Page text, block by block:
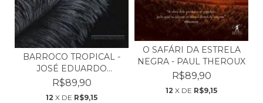
BARROCO TROPICAL -
JOSÉ EDUARDO
AGUALUSA
R$89,90
12 X DE R$9,15
O SAFÁRI DA ESTRELA
NEGRA - PAUL THEROUX
R$89,90
12 X DE R$9,15